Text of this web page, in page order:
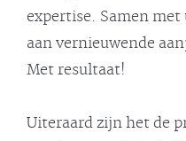
expertise. Samen met
aan vernieuwende
Met resultaat!
Uiteraard zijn het de